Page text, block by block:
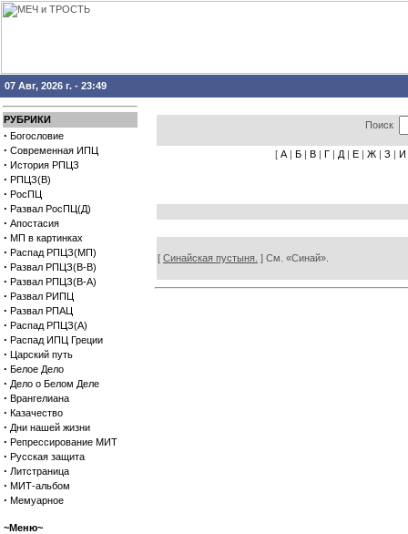
07 Авг, 2026 г. - 23:49
РУБРИКИ
· Богословие
· Современная ИПЦ
· История РПЦЗ
· РПЦЗ(В)
· РосПЦ
· Развал РосПЦ(Д)
· Апостасия
· МП в картинках
· Распад РПЦЗ(МП)
· Развал РПЦЗ(В-В)
· Развал РПЦЗ(В-А)
· Развал РИПЦ
· Развал РПАЦ
· Распад РПЦЗ(А)
· Распад ИПЦ Греции
· Царский путь
· Белое Дело
· Дело о Белом Деле
· Врангелиана
· Казачество
· Дни нашей жизни
· Репрессирование МИТ
· Русская защита
· Литстраница
· МИТ-альбом
· Мемуарное
~Меню~
Поиск
[ А | Б | В | Г | Д | Е | Ж | З | И
[ Синайская пустыня. ] См. «Синай».